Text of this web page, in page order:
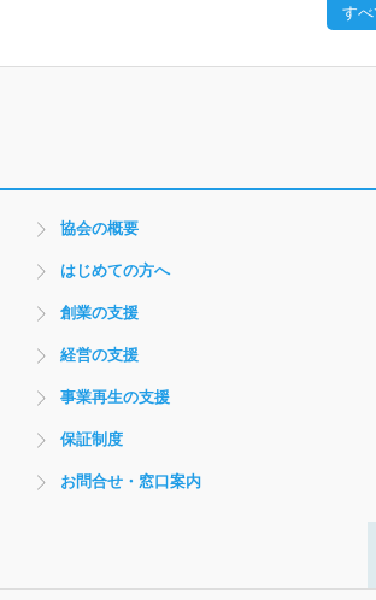
す
協会の概要
はじめての方へ
創業の支援
経営の支援
事業再生の支援
保証制度
お問合せ・窓口案内